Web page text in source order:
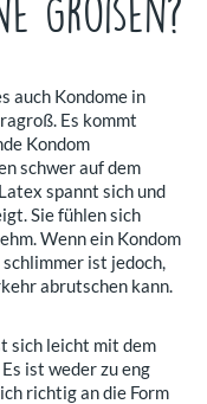
auch Kondome in
Es kommt
Kondom
schwer auf dem
spannt sich und
Sie fühlen sich
Wenn ein Kondom
ist jedoch,
abrutschen kann.
sich leicht mit dem
ist weder zu eng
richtig an die Form